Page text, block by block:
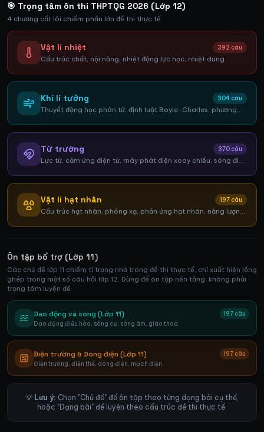
🎯 Trọng tâm ôn thi THPTQG 2026 (Lớp 12)
4 chương cốt lõi chiếm phần lớn đề thi thực tế.
Vật lí nhiệt 392 câu
Cấu trúc chất, nội năng, nhiệt động lực học, nhiệt dung
Khí lí tưởng 304 câu
Thuyết động học phân tử, định luật Boyle-Charles, phương
Từ trường 370 câu
Lực từ, cảm ứng điện từ, máy phát điện xoay chiều, sóng điện
Vật lí hạt nhân 197 câu
Cấu trúc hạt nhân, phóng xạ, phản ứng hạt nhân, năng lượng
Ôn tập bổ trợ (Lớp 11)
Các chủ đề lớp 11 chiếm tỉ trọng nhỏ trong đề thi thực tế, chỉ xuất hiện lồng
ghép trong một số câu hỏi lớp 12. Dùng để ôn tập nền tảng, không phải
trọng tâm luyện đề.
Dao động và sóng (Lớp 11) 197 câu
Dao động điều hòa, sóng cơ, sóng âm, giao thoa
Điện trường & Dòng điện (Lớp 11) 197 câu
Điện trường, điện thế, dòng điện, mạch điện
💡 Lưu ý: Chọn "Chủ đề" để ôn tập theo từng dạng bài cụ thể,
hoặc "Dạng bài" để luyện theo cấu trúc đề thi thực tế.